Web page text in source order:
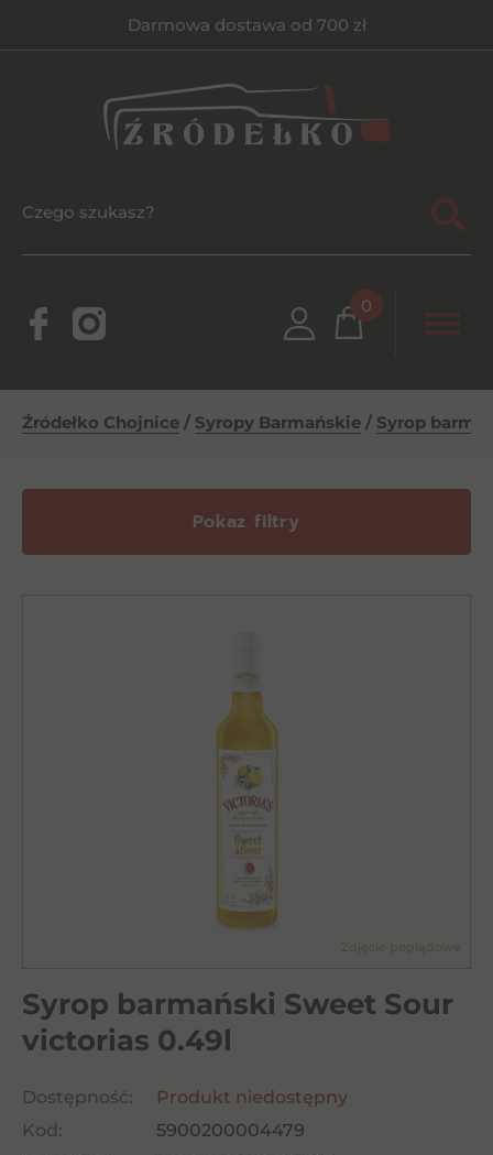
Darmowa dostawa od 700 zł
0
Źródełko Chojnice / Syropy Barmańskie / Syrop
Pokaz filtry
Syrop barmański Sweet Sour
victorias 0.49l
Dostępność:
Produkt niedostępny
Kod:
5900200004479